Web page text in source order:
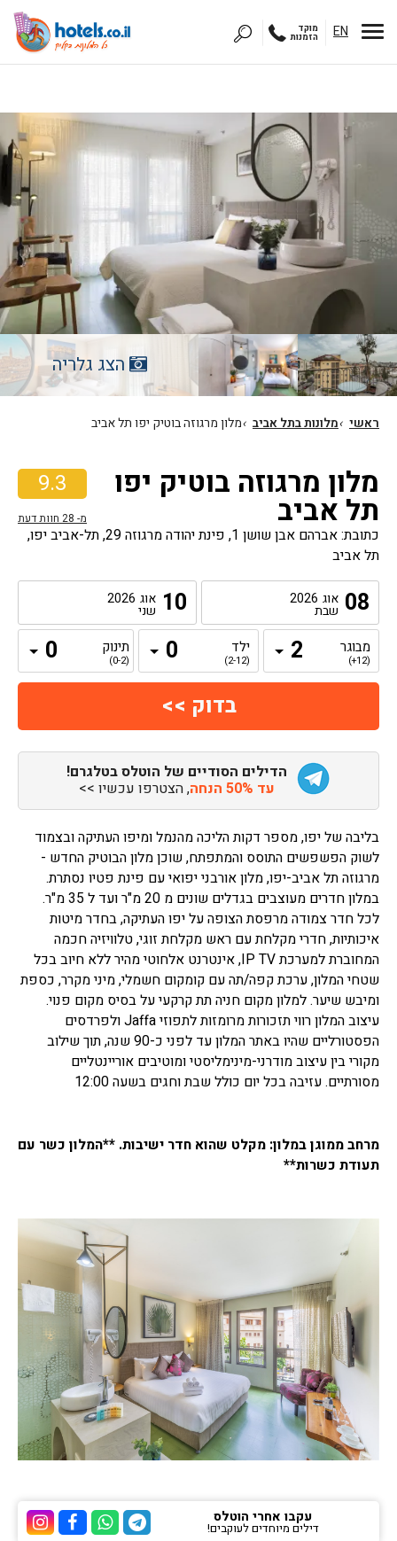
EN מוקד
הזמנות
הצג גלריה
ראשי ›מלונות בתל אביב ›מלון מרגוזה בוטיק יפו תל אביב
9.3
מ- 28 חוות דעת
מלון מרגוזה בוטיק יפו
תל אביב
כתובת: אברהם אבן שושן 1, פינת יהודה מרגוזה 29, תל-אביב יפו,
תל אביב
08 אוג 2026
שבת 10 אוג 2026
שני
מבוגר
(12+)
ילד
(2-12)
תינוק
(0-2)
הדילים הסודיים של הוטלס בטלגרם!
עד 50% הנחה , הצטרפו עכשיו >>
בליבה של יפו, מספר דקות הליכה מהנמל ומיפו העתיקה ובצמוד
לשוק הפשפשים התוסס והמתפתח, שוכן מלון הבוטיק החדש -
מרגוזה תל אביב-יפו, מלון אורבני יפואי עם פינת פטיו נסתרת.
במלון חדרים מעוצבים בגדלים שונים מ 20 מ"ר ועד ל 35 מ"ר.
לכל חדר צמודה מרפסת הצופה על יפו העתיקה, בחדר מיטות
איכותיות, חדרי מקלחת עם ראש מקלחת זוגי, טלוויזיה חכמה
המחוברת למערכת IP TV, אינטרנט אלחוטי מהיר ללא חיוב בכל
שטחי המלון, ערכת קפה/תה עם קומקום חשמלי, מיני מקרר, כספת
ומיבש שיער. למלון מקום חניה תת קרקעי על בסיס מקום פנוי.
עיצוב המלון רווי תזכורות מרומזות לתפוזי Jaffa ולפרדסים
הפסטורליים שהיו באתר המלון עד לפני כ-90 שנה, תוך שילוב
מקורי בין עיצוב מודרני-מינימליסטי ומוטיבים אוריינטליים
מסורתיים. עזיבה בכל יום כולל שבת וחגים בשעה 12:00
מרחב ממוגן במלון: מקלט שהוא חדר ישיבות. **המלון כשר עם
תעודת כשרות**
ערוץ ערוץ
ערוץ הוואטסאפ של
ערוץ הטלגרם של הוטלס
עקבו אחרי הוטלס
דילים מיוחדים לעוקבים!